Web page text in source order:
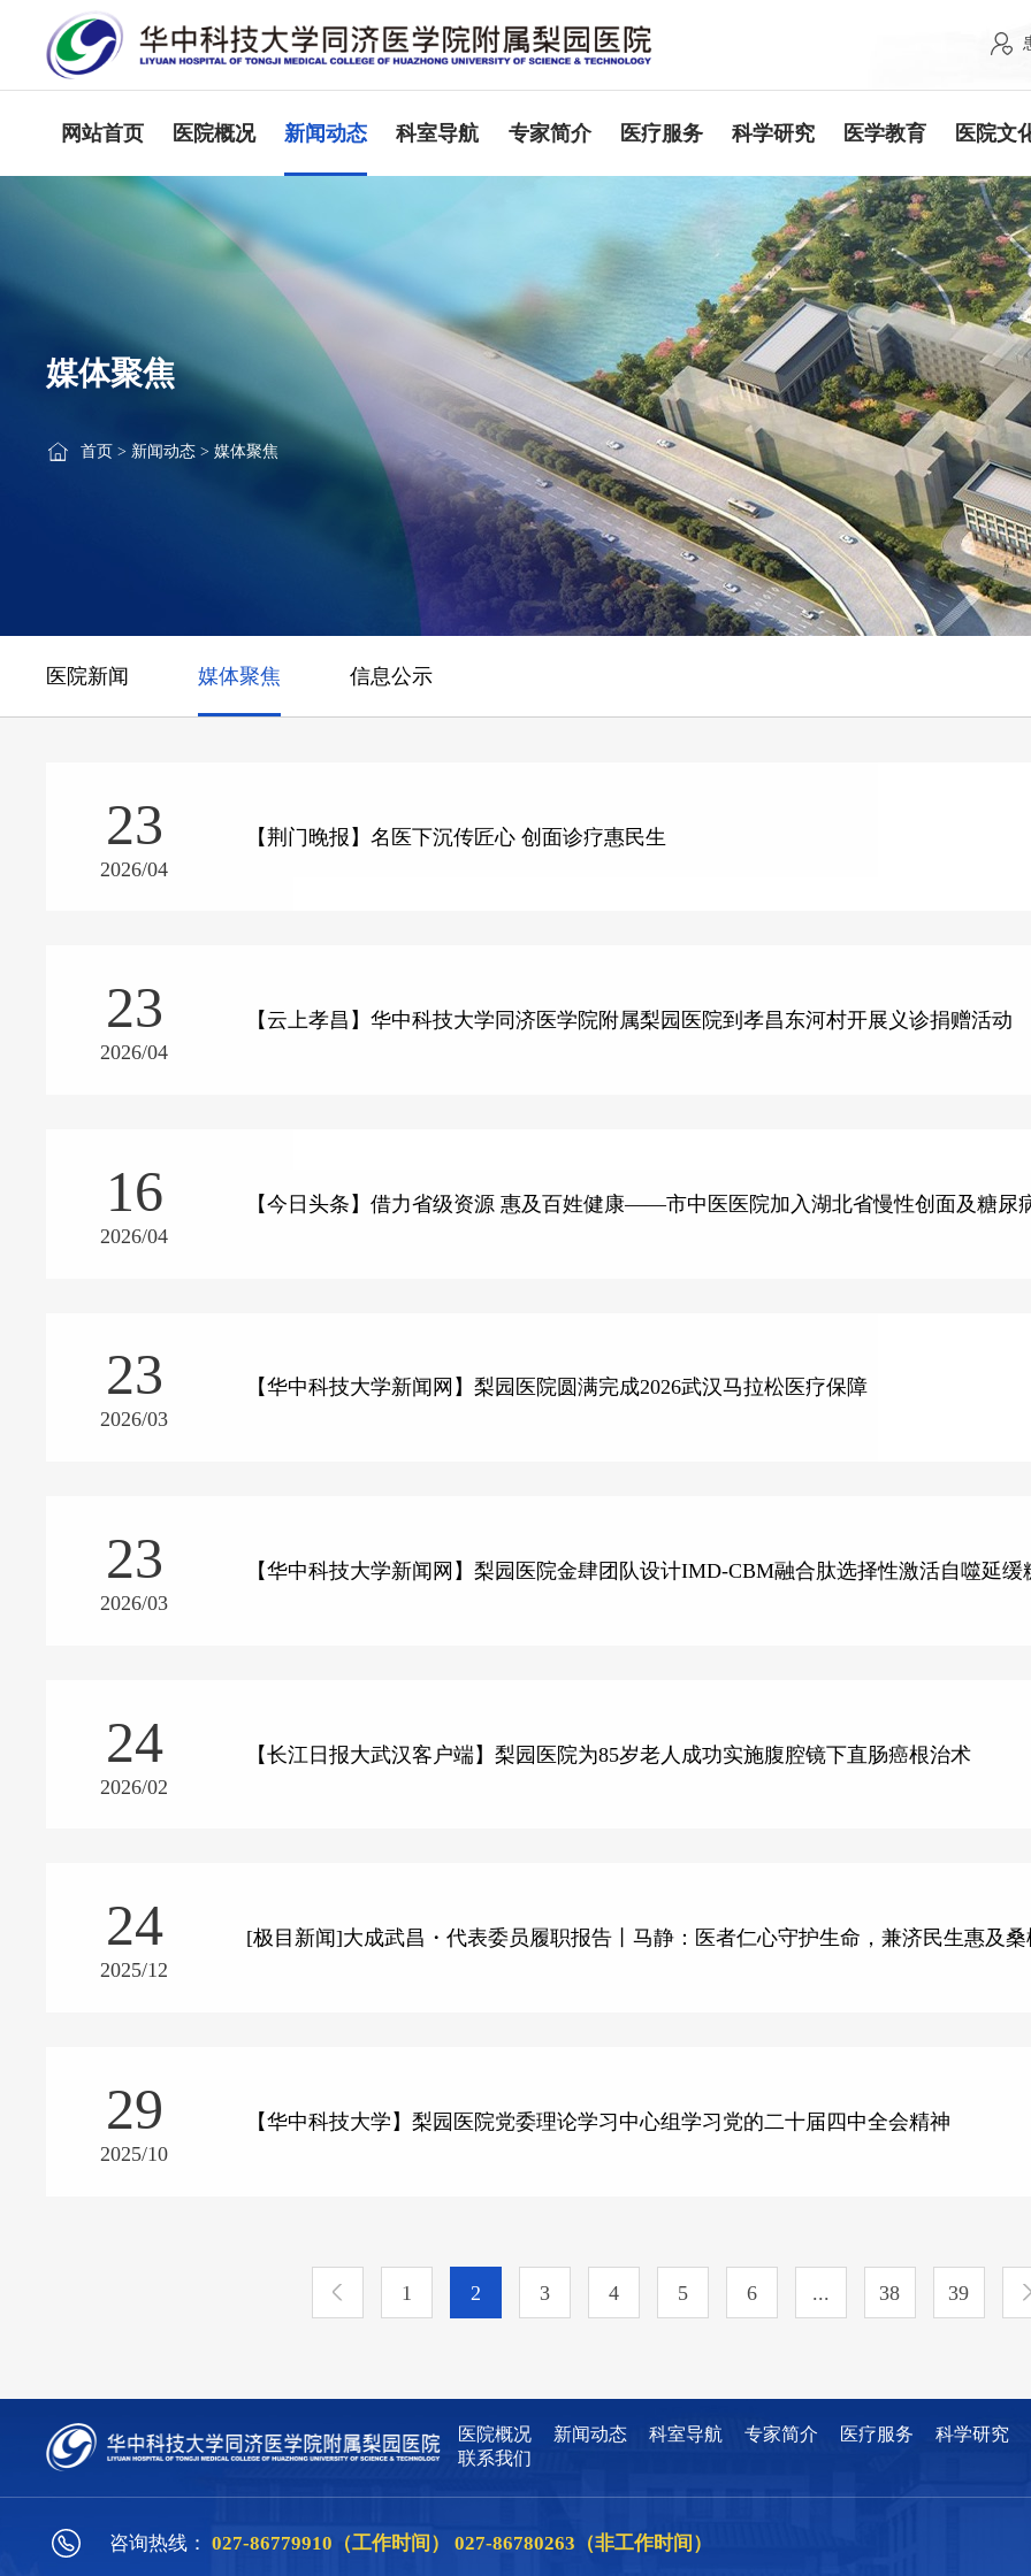
网站首页 医院概况 新闻动态 科室导航 专家简介 医疗服务 科学研究 医学教育 医院文
媒体聚焦
首页 > 新闻动态 >媒体聚焦
医院新闻 媒体聚焦 信息公示
23
2026/04
【荆门晚报】名医下沉传匠心 创面诊疗惠民生
23
2026/04
【云上孝昌】华中科技大学同济医学院附属梨园医院到孝昌东河村开展义诊捐赠活动
16
2026/04
【今日头条】借力省级资源 惠及百姓健康——市中医医院加入湖北省慢性创面及糖尿
23
2026/03
【华中科技大学新闻网】梨园医院圆满完成2026武汉马拉松医疗保障
23
2026/03
【华中科技大学新闻网】梨园医院金肆团队设计IMD-CBM融合肽选择性激活自噬延
24
2026/02
【长江日报大武汉客户端】梨园医院为85岁老人成功实施腹腔镜下直肠癌根治术
24
2025/12
[极目新闻]大成武昌・代表委员履职报告丨马静：医者仁心守护生命，兼济民生惠及桑
29
2025/10
【华中科技大学】梨园医院党委理论学习中心组学习党的二十届四中全会精神
1 2 3 4 5 6 ... 38 39
医院概况 新闻动态 科室导航 专家简介 医疗服务 科学研究
联系我们
咨询热线： 027-86779910（工作时间）027-86780263（非工作时间）